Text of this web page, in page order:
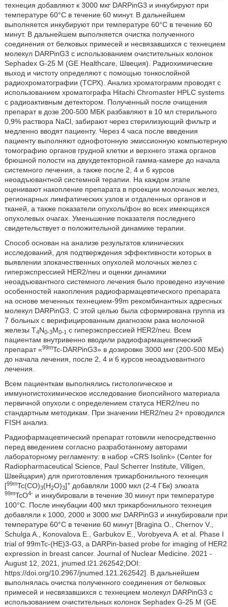
технеция добавляют к 3000 мкг DARPinG3 и инкубируют при
температуре 60°С в течение 60 минут. В дальнейшем
выполняется инкубируют при температуре 60°С в течение 60
минут. В дальнейшем выполняется очистка полученного
соединения от белковых примесей и несвязавшихся с технецием
молекул DARPinG3 с использованием очистительных колонок
Sephadex G-25 М (GE Healthcare, Швеция). Радиохимические
выход и чистоту определяют с помощью тонкослойной
радиохроматографии (ТСРХ). Анализ хроматограмм проводят с
использованием хроматографа Hitachi Chromaster HPLC systems
с радиоактивным детектором. Полученный после очищения
препарат в дозе 200-500 МБК разбавляют в 10 мл стерильного
0,9% раствора NaCl, забирают через стерилизующий фильтр и
медленно вводят пациенту. Через 4 часа после введения
пациенту выполняют однофотонную эмиссионную компьютерную
томографию органов грудной клетки и верхнего этажа органов
брюшной полости на двухдетекторной гамма-камере до начала
системного лечения, а также после 2, 4 и 6 курсов
неоадъювантной системной терапии. На каждом этапе
оценивают накопление препарата в проекции молочных желез,
регионарных лимфатических узлов и отдаленных органов и
тканей, а также показатели опухоль/фон во всех имеющихся
опухолевых очагах. Уменьшение показателя последнего
свидетельствует о положительной динамике терапии.
Способ основан на анализе результатов клинических
исследований, для подтверждения эффективности которых в
выявлении злокачественных опухолей молочных желез с
гиперэкспрессией HER2/neu и оценки динамики
неоадъювантного системного лечения было проведено изучение
особенностей накопления радиофармацевтического препарата
на основе меченных технецием-99m рекомбинантных адресных
молекул DARPinG3. С этой целью была сформирована группа из
7 больных с верифицированным диагнозом рака молочной
железы T4N0-3M0-1 с гиперэкспрессией HER2/neu. Всем
пациентам внутривенно вводили радиофармацевтический
препарат «99mTc-DARPinG3» в дозировке 3000 мкг (200-500 МБк)
до начала лечения, после 2, 4 и 6 курсов неоадъювантного
лечения.
Всем пациенткам выполнялись гистологическое и
иммуногистохимическое исследование биопсийного материала
первичной опухоли с определением статуса HER2/neu по
стандартным методикам. При значении HER2/neu 2+ проводился
FISH анализ.
Радиофармацевтический препарат готовили непосредственно
перед введением согласно разработанному авторами
лабораторному регламенту: в набор «CRS Isolink» (Center for
Radiopharmaceutical Science, Paul Scherrer Institute, Villigen,
Швейцария) для приготовления трикарбонильного технеция
[99mTc(СО)3(H2O)3]+добавляли 1000 мкл (2-4 ГБк) элюата
99mTcO4-и инкубировали в течение 30 минут при температуре
100°С. После инкубации 400 мкл трикарбонильного технеция
добавляли к 1000, 2000 и 3000 мкг DARPinG3 и инкубировали при
температуре 60°С в течение 60 минут [Bragina О., Chernov V.,
Schulga A., Konovalova Е., Garbukov Е., Vorobyeva A. et al. Phase I
trial of 99mTc-(HE)3-G3, a DARPin-based probe for imaging of HER2
expression in breast cancer. Journal of Nuclear Medicine. 2021 -
August 12, 2021, jnumed.l21.262542;DOI:
https://doi.org/10.2967/jnumed.121.262542]. В дальнейшем
выполнялась очистка полученного соединения от белковых
примесей и несвязавшихся с технецием молекул DARPinG3 с
использованием очистительных колонок Sephadex G-25 М (GE